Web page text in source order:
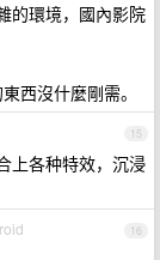
的環境，國內影院
西沒什麼剛需。
15
上各种特效，沉浸
16